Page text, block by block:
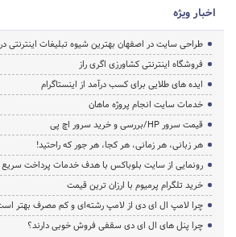
اخبار ویژه
طراحی سایت در اصفهان بهترین شیوه تبلیغات اینترنتی
فروشگاه اینترنتی کشاورزی اگری راز
ایده های طلایی برای کسب درآمد از اینستاگرام
خدمات سایت انجام پروژه ماهان
قیمت سرور HP/بررسی و خرید سرور اچ پی
هر زبانی، هر زمانی، هر کجا، هر جور که راحتید!
رونمایی از سایت بلوباکس با هدف خدمات پرداخت سریع
خرید تلگرام پرمیوم با ارزان ترین قیمت
چرا لامپ ال ای دی از لامپ رشته‌ای و کم مصرف بهتر
چرا پنل های ال ای دی سقفی فروش خوبی دارند؟